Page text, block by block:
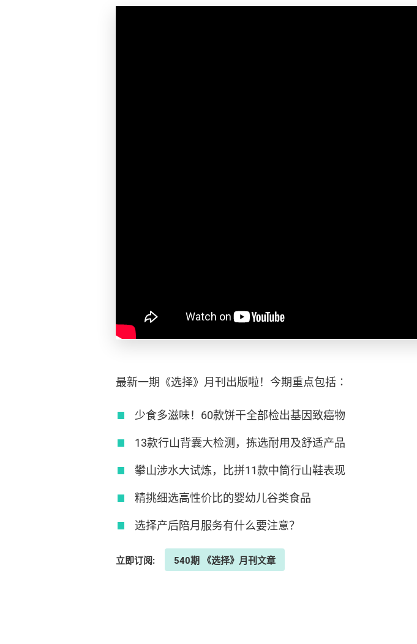
最新一期《选择》月刊出版啦！今期重点包括∶
少食多滋味！60款饼干全部检出基因致癌物
13款行山背囊大检测，拣选耐用及舒适产品
攀山涉水大试炼，比拼11款中筒行山鞋表现
精挑细选高性价比的婴幼儿谷类食品
选择产后陪月服务有什么要注意？
立即订阅: 540期 《选择》月刊文章